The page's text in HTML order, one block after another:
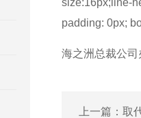
size:16px;line-
padding: 0px;
海之洲总裁公司
上一篇： 取